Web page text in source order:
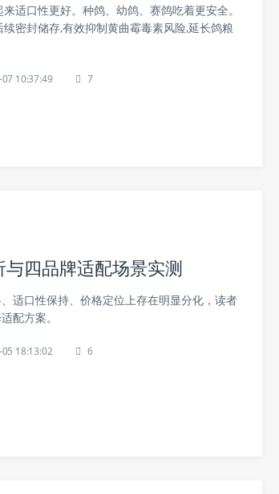
适口性更好。种鸽、幼鸽、赛鸽吃着更安全。
密封储存,有效抑制黄曲霉毒素风险,延长鸽粮
10:37:49 7
四品牌适配场景实测
适口性保持、价格定位上存在明显分化，读者
配方案。
18:13:02 6